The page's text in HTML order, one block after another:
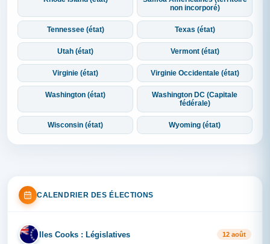
non incorporé)
Tennessee (état) Texas (état)
Utah (état) Vermont (état)
Virginie (état) Virginie Occidentale (état)
Washington (état)
Washington DC (Capitale
fédérale)
Wisconsin (état) Wyoming (état)
CALENDRIER DES ÉLECTIONS
IL Iles Cooks : Législatives 12 août